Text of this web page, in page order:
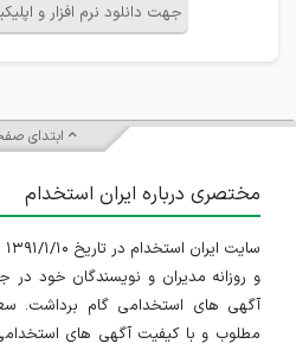
جهت دانلود نرم افزار و
ابتدای
مختصری درباره ایران استخدام
و روزانه مدیران و نویسندگان خود
آگهی های استخدامی گام برداشت.
مطلوب و با کیفیت آگهی های